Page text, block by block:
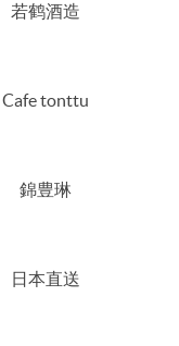
若鹤酒造
Cafe tonttu
錦豊琳
日本直送